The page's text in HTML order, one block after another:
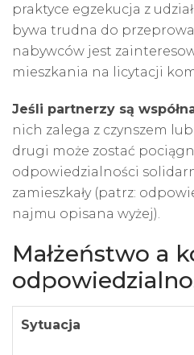
praktyce egzekucja z
bywa trudna do
nabywców jest
mieszkania na licytacji
Jeśli partnerzy są
nich zalega z czynszem
drugi może zostać
odpowiedzialności
zamieszkały (patrz:
najmu opisana wyżej).
Małżeństwo a
Sytuacja